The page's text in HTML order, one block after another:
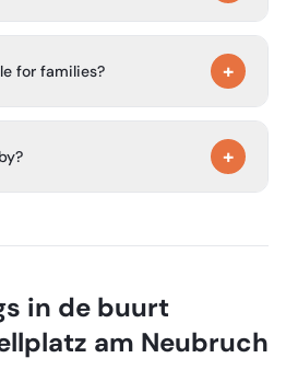
such as Sinti, Roma,
for families? +
+
is very close by.
in de buurt
am Neubruch